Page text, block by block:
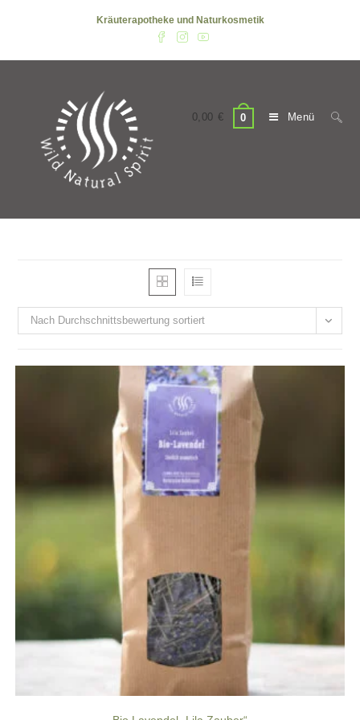
Kräuterapotheke und Naturkosmetik
0,00 € 0 Menü
Nach Durchschnittsbewertung sortiert